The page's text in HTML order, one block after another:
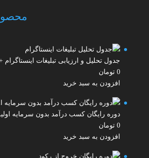
جدول تحلیل و ارزیابی تبلیغات
0 تومان
افزودن به سبد خرید
دوره رایگان کسب درآمد بدون سرمایه
0 تومان
افزودن به سبد خرید